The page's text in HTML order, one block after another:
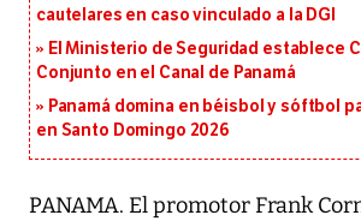
cautelares en caso vinculado a la DGI
El Ministerio de Seguridad establece
Conjunto en el Canal de Panamá
Panamá domina en béisbol y sóftbol
en Santo Domingo 2026
PANAMA. El promotor Frank